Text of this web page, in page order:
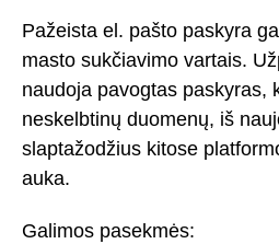
Pažeista el. pašto paskyra
masto sukčiavimo vartais.
naudoja pavogtas paskyras,
neskelbtinų duomenų, iš
slaptažodžius kitose
auka.
Galimos pasekmės: